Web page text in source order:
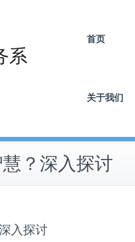
系
首页
关于我们
？深入探讨
入探讨